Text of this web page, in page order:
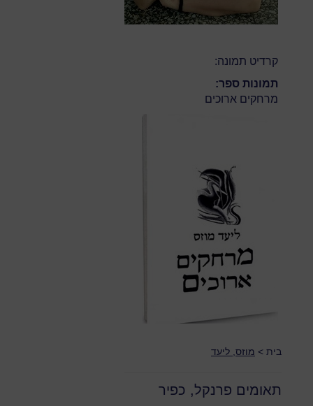
קרדיט תמונה:
תמונות ספר:
מרחקים ארוכים
בית > מוזס, ליעד
תאומים פרנקל, כפיר